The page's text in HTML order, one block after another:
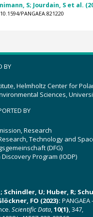
S; Jourdain, S et al.
PANGAEA.821220
BY
Helmholtz Center for
Sciences,
BY
Research
Technology and
(DFG)
Program (IODP)
Schindler, U; Huber, R;
FO (2023):
Scientific Data,10(1), 347,